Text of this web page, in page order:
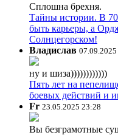
Сплошна брехня.
Тайны истории. В
быть карьеры, а
Солнцегорском!
Владислав
ну и шиза))))))))))))
Пять лет на
боевых действий и
Fr 23.05.2025 23:28
Вы безграмотные